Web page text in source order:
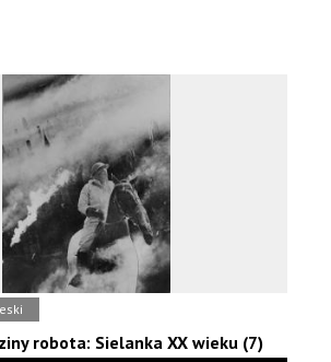
robota: Sielanka XX wieku (7)